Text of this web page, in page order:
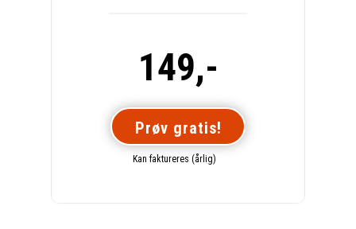
149,-
Prøv gratis!
Kan faktureres (årlig)